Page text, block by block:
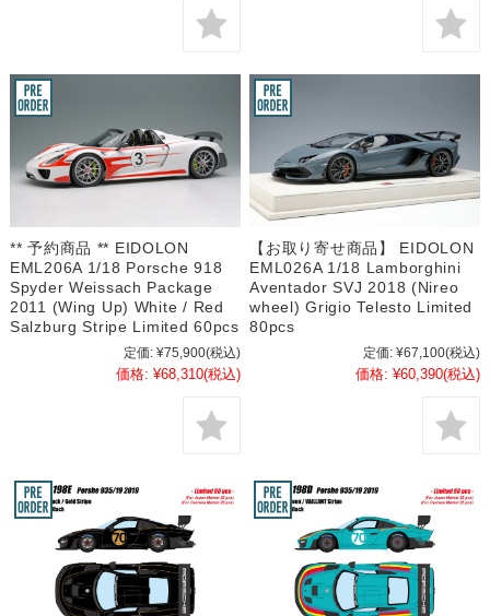
** 予約商品 ** EIDOLON
EML206A 1/18 Porsche 918
Spyder Weissach Package
2011 (Wing Up) White / Red
Salzburg Stripe Limited 60pcs
定価: ¥75,900(税込)
価格: ¥68,310(税込)
【お取り寄せ商品】 EIDOLON
EML026A 1/18 Lamborghini
Aventador SVJ 2018 (Nireo
wheel) Grigio Telesto Limited
80pcs
定価: ¥67,100(税込)
価格: ¥60,390(税込)